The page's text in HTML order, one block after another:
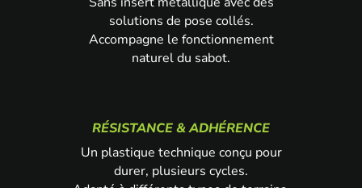
solutions de pose collés.
Accompagne le fonctionnement
naturel du sabot.
RÉSISTANCE & ADHÉRENCE
Un plastique technique conçu pour
durer, plusieurs cycles.